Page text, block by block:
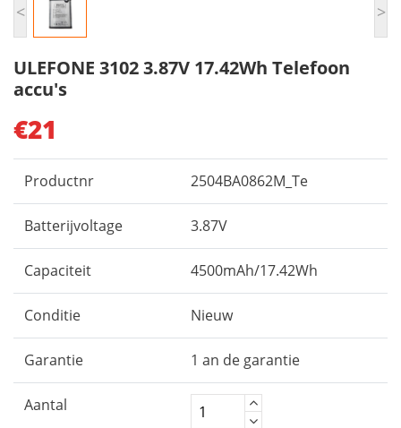
< >
ULEFONE 3102 3.87V 17.42Wh Telefoon
accu's
€21
Productnr 2504BA0862M_Te
Batterijvoltage 3.87V
Capaciteit 4500mAh/17.42Wh
Conditie Nieuw
Garantie 1 an de garantie
Aantal